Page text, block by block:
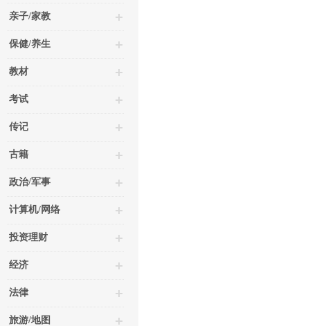
亲子/家教
保健/养生
教材
考试
传记
古籍
政治/军事
计算机/网络
投资理财
经济
法律
旅游/地图